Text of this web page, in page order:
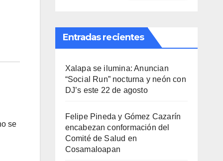
se
Entradas recientes
Xalapa se ilumina: Anuncian
“Social Run” nocturna y neón con
DJ’s este 22 de agosto
Felipe Pineda y Gómez Cazarín
encabezan conformación del
Comité de Salud en
Cosamaloapan